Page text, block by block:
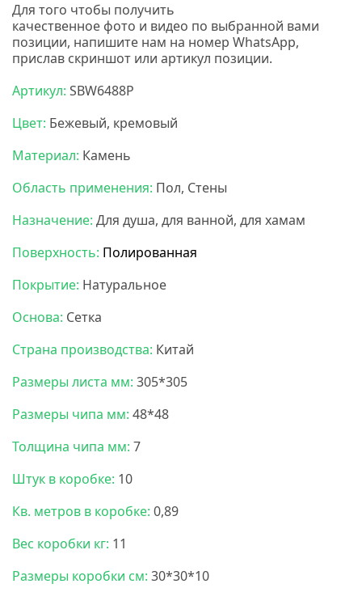
Для того чтобы получить
качественное фото и видео по выбранной вами
позиции, напишите нам на номер WhatsApp,
прислав скриншот или артикул позиции.
Артикул: SBW6488P
Цвет: Бежевый, кремовый
Материал: Камень
Область применения: Пол, Стены
Назначение: Для душа, для ванной, для хамам
Поверхность: Полированная
Покрытие: Натуральное
Основа: Сетка
Страна производства: Китай
Размеры листа мм: 305*305
Размеры чипа мм: 48*48
Толщина чипа мм: 7
Штук в коробке: 10
Кв. метров в коробке: 0,89
Вес коробки кг: 11
Размеры коробки см: 30*30*10